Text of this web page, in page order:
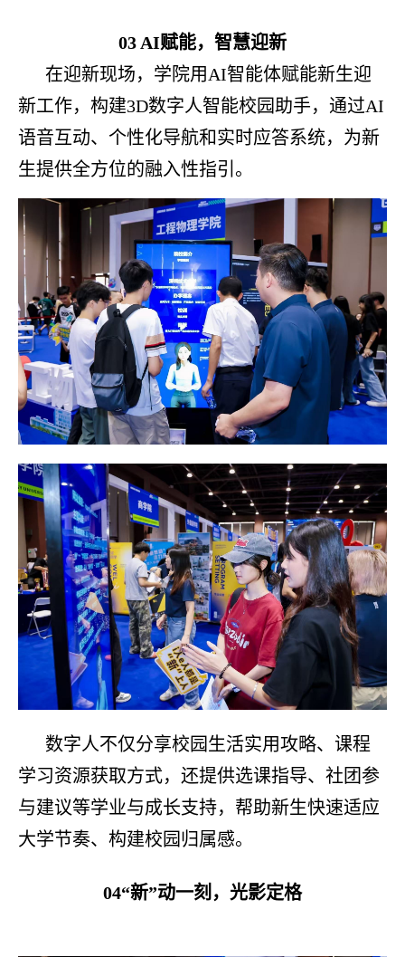
03 AI赋能，智慧迎新
在迎新现场，学院用 AI智能体赋能新生迎
新工作，构建3D数字人智能校园助手，通过AI
语音互动、个性化导航和实时应答系统，为新
生提供全方位的融入性指引。
数字人不仅分享校园生活实用攻略、课程
学习资源获取方式，还提供选课指导、社团参
与建议等学业与成长支持，帮助新生快速适应
大学节奏、构建校园归属感。
04“新”动一刻，光影定格